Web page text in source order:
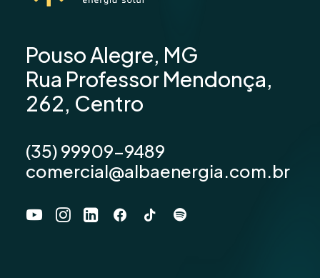
Pouso Alegre, MG
Rua Professor Mendonça,
262, Centro
(35) 99909-9489
comercial@albaenergia.com.br